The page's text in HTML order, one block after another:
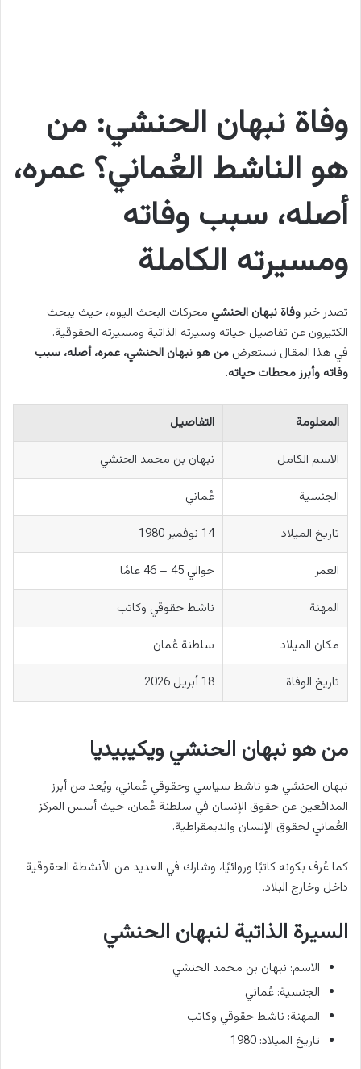
وفاة نبهان الحنشي: من
هو الناشط العُماني؟ عمره،
أصله، سبب وفاته
ومسيرته الكاملة
تصدر خبر وفاة نبهان الحنشي محركات البحث اليوم، حيث يبحث
الكثيرون عن تفاصيل حياته وسيرته الذاتية ومسيرته الحقوقية.
في هذا المقال نستعرض من هو نبهان الحنشي، عمره، أصله، سبب
وفاته وأبرز محطات حياته.
المعلومة
التفاصيل
الاسم الكامل
نبهان بن محمد الحنشي
الجنسية
عُماني
تاريخ الميلاد
14 نوفمبر 1980
العمر
حوالي 45 – 46 عامًا
المهنة
ناشط حقوقي وكاتب
مكان الميلاد
سلطنة عُمان
تاريخ الوفاة
18 أبريل 2026
من هو نبهان الحنشي ويكيبيديا
نبهان الحنشي هو ناشط سياسي وحقوقي عُماني، ويُعد من أبرز
المدافعين عن حقوق الإنسان في سلطنة عُمان، حيث أسس المركز
العُماني لحقوق الإنسان والديمقراطية.
كما عُرف بكونه كاتبًا وروائيًا، وشارك في العديد من الأنشطة الحقوقية
داخل وخارج البلاد.
السيرة الذاتية لنبهان الحنشي
الاسم: نبهان بن محمد الحنشي
الجنسية: عُماني
المهنة: ناشط حقوقي وكاتب
تاريخ الميلاد: 1980